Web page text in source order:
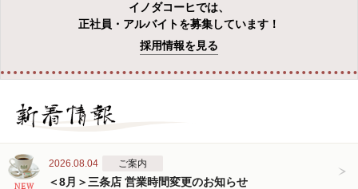
イノダコーヒでは、
正社員・アルバイトを募集しています！
採用情報を見る
2026.08.04 ご案内
＜8月＞三条店 営業時間変更のお知らせ